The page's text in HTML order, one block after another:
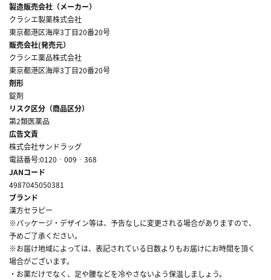
製造販売会社（メーカー）
クラシエ製薬株式会社
東京都港区海岸3丁目20番20号
販売会社(発売元）
クラシエ薬品株式会社
東京都港区海岸3丁目20番20号
剤形
錠剤
リスク区分（商品区分）
第2類医薬品
広告文責
株式会社サンドラッグ
電話番号:0120‐009‐368
JANコード
4987045050381
ブランド
漢方セラピー
※パッケージ・デザイン等は、予告なしに変更される場合がありますので、
予めご了承ください。
※お届け地域によっては、表記されている日数よりもお届けにお時間を頂く
場合がございます。
・お薬だけでなく、足や腰などを冷やさないよう保温しましょう。